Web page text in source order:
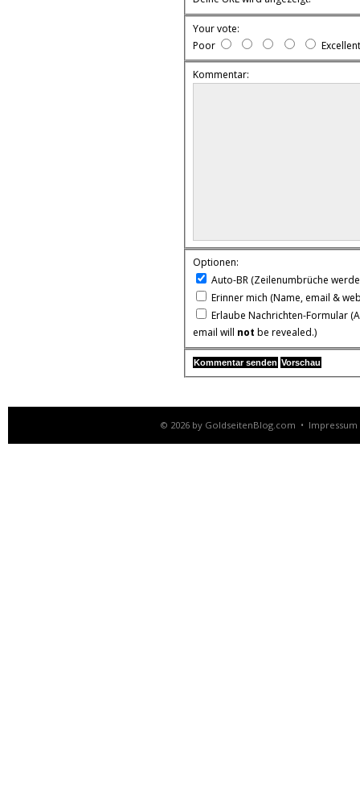
Your vote:
Poor
Excellent
Kommentar:
Optionen:
Auto-BR (Zeilenumbrüche
Erinner mich (Name, email &
Erlaube Nachrichten-Formular
email will not be revealed.)
© 2026 by GoldseitenBlog.com • Impressum